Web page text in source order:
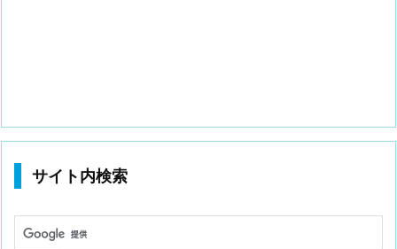
サイト内検索